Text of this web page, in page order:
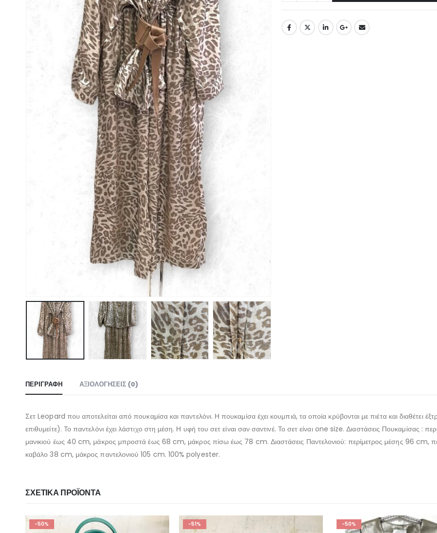
ΠΕΡΙΓΡΑΦΉ ΑΞΙΟΛΟΓΉΣΕΙΣ (0)
Σετ Leopard που αποτελείται από πουκαμίσα και παντελόνι. Η πουκαμίσα έχει κουμπιά, τα οποία κρύβονται με πιέτα και διαθέτει
επιθυμείτε). Το παντελόνι έχει λάστιχο στη μέση. Η υφή του σετ είναι σαν σαντινέ. Το σετ είναι one size. Διαστάσεις Πουκαμίσας :
μανικιού έως 40 cm, μάκρος μπροστά έως 68 cm, μάκρος πίσω έως 78 cm. Διαστάσεις Παντελονιού: περίμετρος μέσης 96 cm,
καβάλο 38 cm, μάκρος παντελονιού 105 cm. 100% polyester.
ΣΧΕΤΙΚΆ ΠΡΟΪΌΝΤΑ
-51% -50% -50%